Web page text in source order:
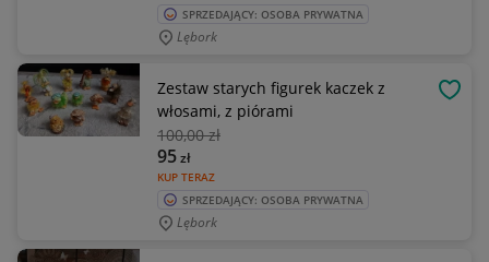
SPRZEDAJĄCY: OSOBA PRYWATNA
Lębork
Zestaw starych figurek kaczek z
włosami, z piórami
100,00 zł
KUP TERAZ
95zł
SPRZEDAJĄCY: OSOBA PRYWATNA
Lębork